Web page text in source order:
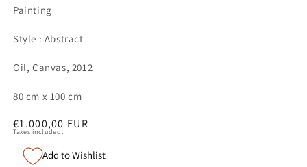
Painting
Style : Abstract
Oil, Canvas, 2012
80 cm x 100 cm
Regular
€1.000,00 EUR
Taxes included.
Add to Wishlist